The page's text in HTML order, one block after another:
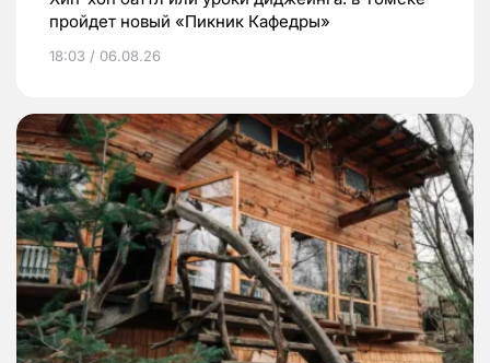
пройдет новый «Пикник Кафедры»
18:03 / 06.08.26